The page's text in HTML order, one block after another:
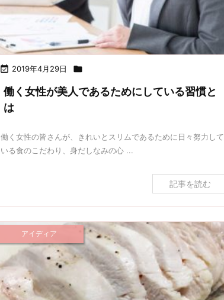
 2019年4月29日 
働く女性が美人であるためにしている習慣と
は
働く女性の皆さんが、きれいとスリムであるために日々努力して
いる食のこだわり、身だしなみの心 ...
記事を読む
アイディア